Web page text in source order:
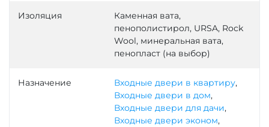
Изоляция
Каменная вата,
пенополистирол, URSA, Rock
Wool, минеральная вата,
пенопласт (на выбор)
Назначение Входные двери в квартиру,
Входные двери в дом,
Входные двери для дачи,
Входные двери эконом,